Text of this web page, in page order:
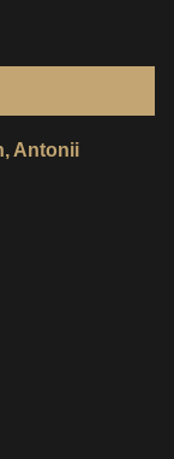
Antonii